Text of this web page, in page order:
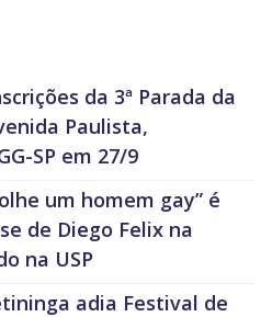
da 3ª Parada da
Paulista,
SP em 27/9
um homem gay” é
de Diego Felix na
na USP
adia Festival de